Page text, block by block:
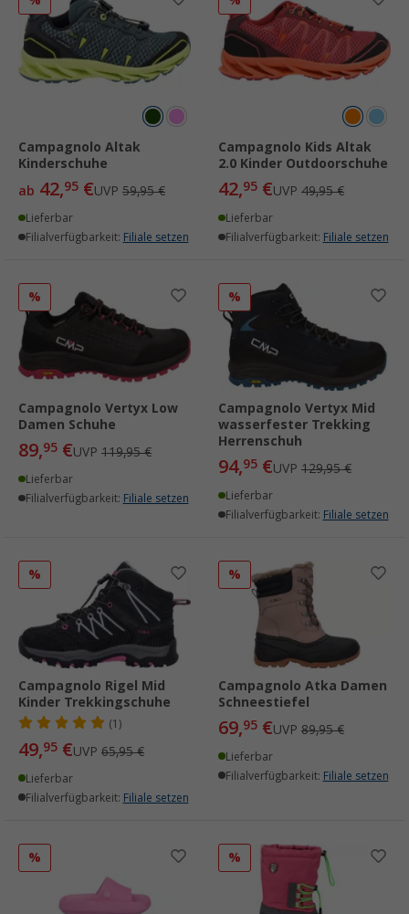
Campagnolo Altak
Kinderschuhe
ab 42,95 €UVP 59,95 €
Lieferbar
Filialverfügbarkeit: Filiale setzen
Campagnolo Kids Altak
2.0 Kinder Outdoorschuhe
42,95 €UVP 49,95 €
Lieferbar
Filialverfügbarkeit: Filiale setzen
%
Campagnolo Vertyx Low
Damen Schuhe
89,95 €UVP 119,95 €
Lieferbar
Filialverfügbarkeit: Filiale setzen
%
Campagnolo Vertyx Mid
wasserfester Trekking
Herrenschuh
94,95 €UVP 129,95 €
Lieferbar
Filialverfügbarkeit: Filiale setzen
%
Campagnolo Rigel Mid
Kinder Trekkingschuhe
(1)
49,95 €UVP 65,95 €
Lieferbar
Filialverfügbarkeit: Filiale setzen
%
Campagnolo Atka Damen
Schneestiefel
69,95 €UVP 89,95 €
Lieferbar
Filialverfügbarkeit: Filiale setzen
% %